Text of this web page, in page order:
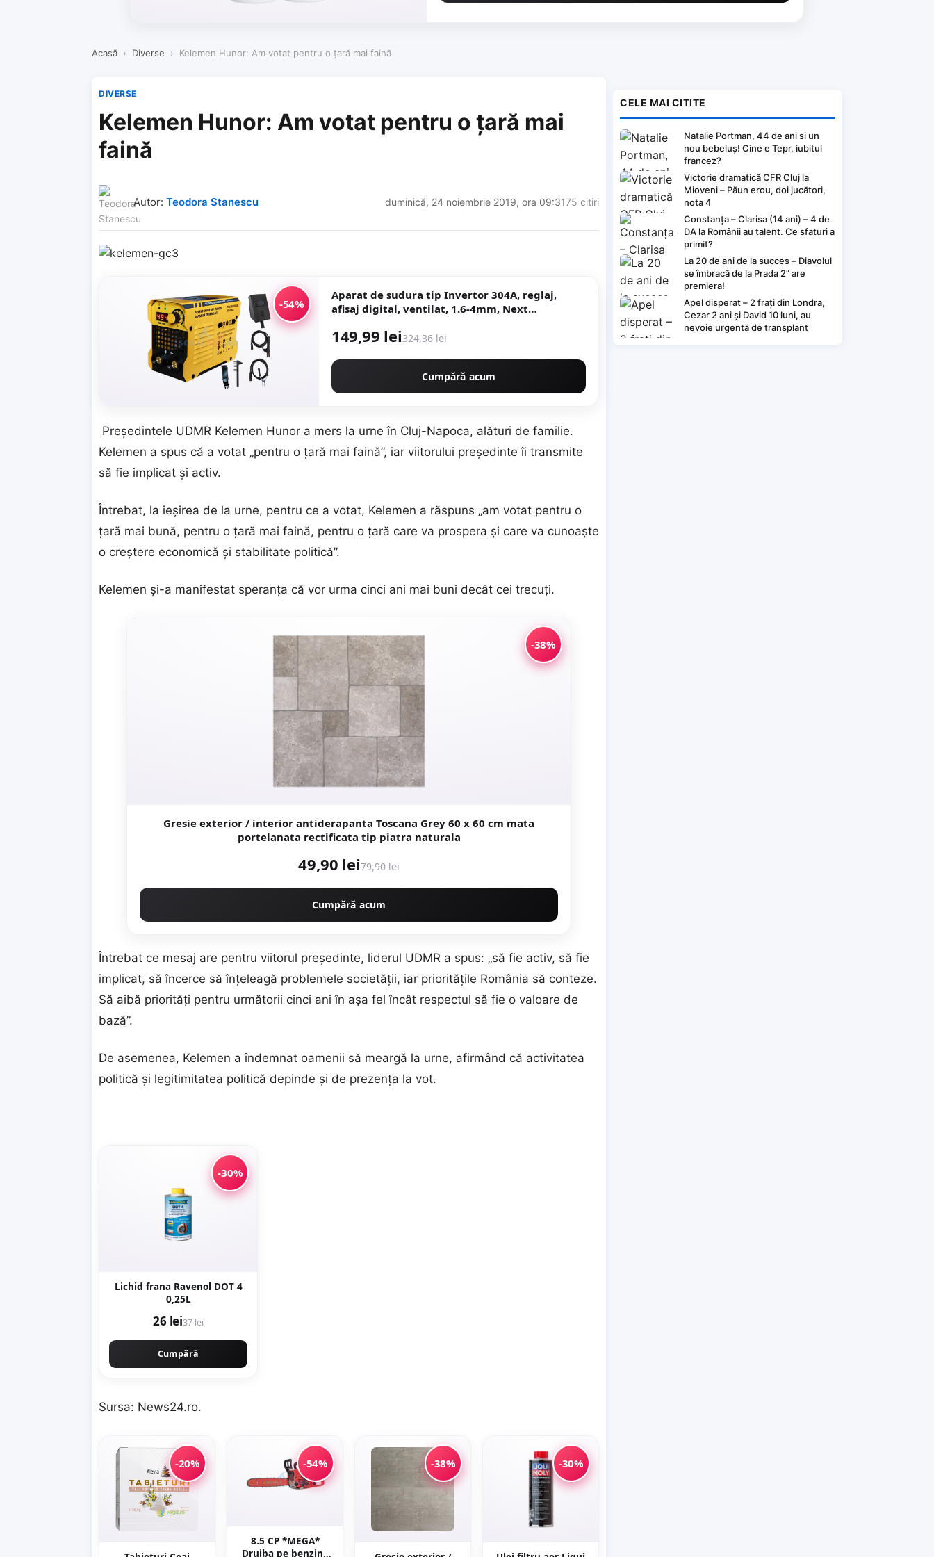
Acasă › Diverse › Kelemen Hunor: Am votat pentru o țară mai faină
DIVERSE
Kelemen Hunor: Am votat pentru o țară mai
faină
Autor: Teodora Stanescu duminică, 24 noiembrie 2019, ora 09:3175 citiri
-54%
Aparat de sudura tip Invertor 304A, reglaj,
afisaj digital, ventilat, 1.6-4mm, Next
CMP1694
149,99 lei324,36 lei
Cumpără acum
Președintele UDMR Kelemen Hunor a mers la urne în Cluj-Napoca, alături de familie.
Kelemen a spus că a votat „pentru o țară mai faină”, iar viitorului președinte îi transmite
să fie implicat și activ.
Întrebat, la ieșirea de la urne, pentru ce a votat, Kelemen a răspuns „am votat pentru o
țară mai bună, pentru o țară mai faină, pentru o țară care va prospera și care va cunoaște
o creștere economică și stabilitate politică”.
Kelemen și-a manifestat speranța că vor urma cinci ani mai buni decât cei trecuți.
-38%
Gresie exterior / interior antiderapanta Toscana Grey 60 x 60 cm mata
portelanata rectificata tip piatra naturala
49,90 lei79,90 lei
Cumpără acum
Întrebat ce mesaj are pentru viitorul președinte, liderul UDMR a spus: „să fie activ, să fie
implicat, să încerce să înțeleagă problemele societății, iar prioritățile România să conteze.
Să aibă priorități pentru următorii cinci ani în așa fel încât respectul să fie o valoare de
bază”.
De asemenea, Kelemen a îndemnat oamenii să meargă la urne, afirmând că activitatea
politică și legitimitatea politică depinde și de prezența la vot.
-30%
Lichid frana Ravenol DOT 4
0,25L
26 lei37 lei
Cumpără
Sursa: News24.ro.
-20% -54%
8.5 CP *MEGA*
Drujba pe benzina
-38% -30%
CELE MAI CITITE
Natalie Portman, 44 de ani si un
nou bebeluș! Cine e Tepr, iubitul
francez?
Victorie dramatică CFR Cluj la
Mioveni – Păun erou, doi jucători,
nota 4
Constanța – Clarisa (14 ani) – 4 de
DA la Românii au talent. Ce sfaturi a
primit?
La 20 de ani de la succes – Diavolul
se îmbracă de la Prada 2” are
premiera!
Apel disperat – 2 frați din Londra,
Cezar 2 ani și David 10 luni, au
nevoie urgentă de transplant